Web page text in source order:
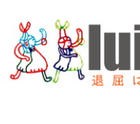
内
容
を